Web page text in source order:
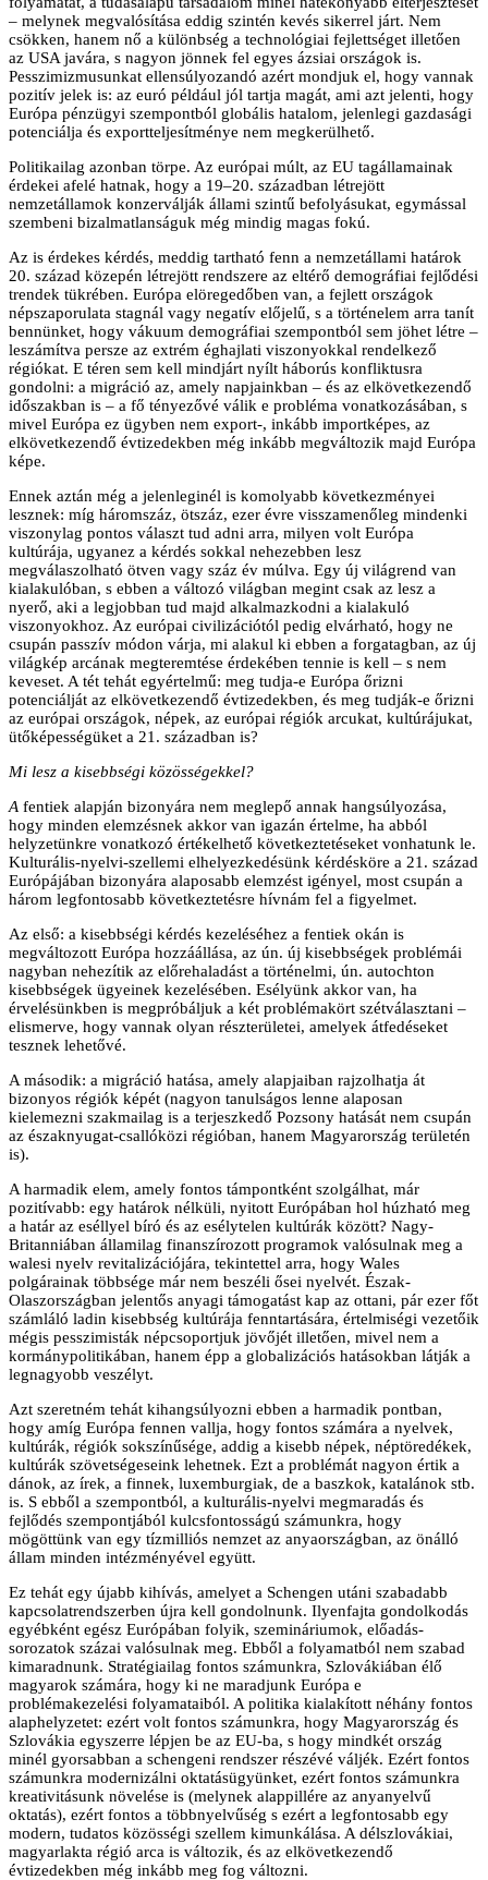
– melynek megvalósítása eddig szintén kevés sikerrel járt. Nem
csökken, hanem nő a különbség a technológiai fejlettséget illetően
az USA javára, s nagyon jönnek fel egyes ázsiai országok is.
Pesszimizmusunkat ellensúlyozandó azért mondjuk el, hogy vannak
pozitív jelek is: az euró például jól tartja magát, ami azt jelenti, hogy
Európa pénzügyi szempontból globális hatalom, jelenlegi gazdasági
potenciálja és exportteljesítménye nem megkerülhető.
Politikailag azonban törpe. Az európai múlt, az EU tagállamainak
érdekei afelé hatnak, hogy a 19–20. században létrejött
nemzetállamok konzerválják állami szintű befolyásukat, egymással
szembeni bizalmatlanságuk még mindig magas fokú.
Az is érdekes kérdés, meddig tartható fenn a nemzetállami határok
20. század közepén létrejött rendszere az eltérő demográfiai fejlődési
trendek tükrében. Európa elöregedőben van, a fejlett országok
népszaporulata stagnál vagy negatív előjelű, s a történelem arra tanít
bennünket, hogy vákuum demográfiai szempontból sem jöhet létre –
leszámítva persze az extrém éghajlati viszonyokkal rendelkező
régiókat. E téren sem kell mindjárt nyílt háborús konfliktusra
gondolni: a migráció az, amely napjainkban – és az elkövetkezendő
időszakban is – a fő tényezővé válik e probléma vonatkozásában, s
mivel Európa ez ügyben nem export-, inkább importképes, az
elkövetkezendő évtizedekben még inkább megváltozik majd Európa
képe.
Ennek aztán még a jelenleginél is komolyabb következményei
lesznek: míg háromszáz, ötszáz, ezer évre visszamenőleg mindenki
viszonylag pontos választ tud adni arra, milyen volt Európa
kultúrája, ugyanez a kérdés sokkal nehezebben lesz
megválaszolható ötven vagy száz év múlva. Egy új világrend van
kialakulóban, s ebben a változó világban megint csak az lesz a
nyerő, aki a legjobban tud majd alkalmazkodni a kialakuló
viszonyokhoz. Az európai civilizációtól pedig elvárható, hogy ne
csupán passzív módon várja, mi alakul ki ebben a forgatagban, az új
világkép arcának megteremtése érdekében tennie is kell – s nem
keveset. A tét tehát egyértelmű: meg tudja-e Európa őrizni
potenciálját az elkövetkezendő évtizedekben, és meg tudják-e őrizni
az európai országok, népek, az európai régiók arcukat, kultúrájukat,
ütőképességüket a 21. században is?
Mi lesz a kisebbségi közösségekkel?
A fentiek alapján bizonyára nem meglepő annak hangsúlyozása,
hogy minden elemzésnek akkor van igazán értelme, ha abból
helyzetünkre vonatkozó értékelhető következtetéseket vonhatunk le.
Kulturális-nyelvi-szellemi elhelyezkedésünk kérdésköre a 21. század
Európájában bizonyára alaposabb elemzést igényel, most csupán a
három legfontosabb következtetésre hívnám fel a figyelmet.
Az első: a kisebbségi kérdés kezeléséhez a fentiek okán is
megváltozott Európa hozzáállása, az ún. új kisebbségek problémái
nagyban nehezítik az előrehaladást a történelmi, ún. autochton
kisebbségek ügyeinek kezelésében. Esélyünk akkor van, ha
érvelésünkben is megpróbáljuk a két problémakört szétválasztani –
elismerve, hogy vannak olyan részterületei, amelyek átfedéseket
tesznek lehetővé.
A második: a migráció hatása, amely alapjaiban rajzolhatja át
bizonyos régiók képét (nagyon tanulságos lenne alaposan
kielemezni szakmailag is a terjeszkedő Pozsony hatását nem csupán
az északnyugat-csallóközi régióban, hanem Magyarország területén
is).
A harmadik elem, amely fontos támpontként szolgálhat, már
pozitívabb: egy határok nélküli, nyitott Európában hol húzható meg
a határ az eséllyel bíró és az esélytelen kultúrák között? Nagy-
Britanniában államilag finanszírozott programok valósulnak meg a
walesi nyelv revitalizációjára, tekintettel arra, hogy Wales
polgárainak többsége már nem beszéli ősei nyelvét. Észak-
Olaszországban jelentős anyagi támogatást kap az ottani, pár ezer főt
számláló ladin kisebbség kultúrája fenntartására, értelmiségi vezetőik
mégis pesszimisták népcsoportjuk jövőjét illetően, mivel nem a
kormánypolitikában, hanem épp a globalizációs hatásokban látják a
legnagyobb veszélyt.
Azt szeretném tehát kihangsúlyozni ebben a harmadik pontban,
hogy amíg Európa fennen vallja, hogy fontos számára a nyelvek,
kultúrák, régiók sokszínűsége, addig a kisebb népek, néptöredékek,
kultúrák szövetségeseink lehetnek. Ezt a problémát nagyon értik a
dánok, az írek, a finnek, luxemburgiak, de a baszkok, katalánok stb.
is. S ebből a szempontból, a kulturális-nyelvi megmaradás és
fejlődés szempontjából kulcsfontosságú számunkra, hogy
mögöttünk van egy tízmilliós nemzet az anyaországban, az önálló
állam minden intézményével együtt.
Ez tehát egy újabb kihívás, amelyet a Schengen utáni szabadabb
kapcsolatrendszerben újra kell gondolnunk. Ilyenfajta gondolkodás
egyébként egész Európában folyik, szemináriumok, előadás-
sorozatok százai valósulnak meg. Ebből a folyamatból nem szabad
kimaradnunk. Stratégiailag fontos számunkra, Szlovákiában élő
magyarok számára, hogy ki ne maradjunk Európa e
problémakezelési folyamataiból. A politika kialakított néhány fontos
alaphelyzetet: ezért volt fontos számunkra, hogy Magyarország és
Szlovákia egyszerre lépjen be az EU-ba, s hogy mindkét ország
minél gyorsabban a schengeni rendszer részévé váljék. Ezért fontos
számunkra modernizálni oktatásügyünket, ezért fontos számunkra
kreativitásunk növelése is (melynek alappillére az anyanyelvű
oktatás), ezért fontos a többnyelvűség s ezért a legfontosabb egy
modern, tudatos közösségi szellem kimunkálása. A délszlovákiai,
magyarlakta régió arca is változik, és az elkövetkezendő
évtizedekben még inkább meg fog változni.